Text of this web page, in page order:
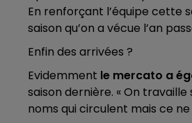
En renforçant l’équipe cette
saison qu’on a vécue l’an
Enfin des arrivées ?
Evidemment le mercato a
saison dernière. « On
noms qui circulent mais ce